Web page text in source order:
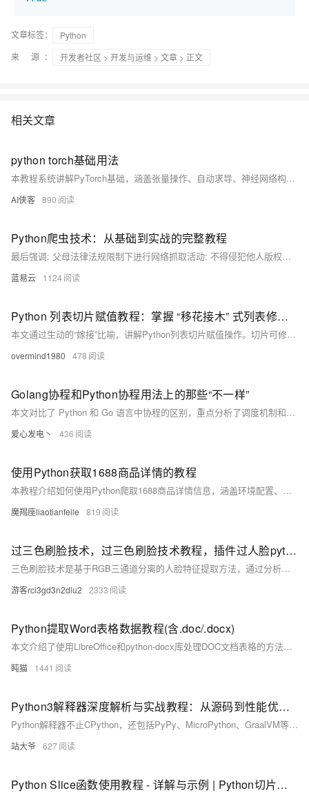
文章标签：
Python
来 源：
开发者社区 > 开发与运维 > 文章 > 正文
相关文章
python torch基础用法
本教程系统讲解PyTorch基础，涵盖张量操作、自动求导、神经网络构建、训练流程、GPU加速及模型保存等核心内容，结合代码实例帮助初学者快速掌握深度学习开发基础，是入门PyTorch的实用指南。
AI侠客 890
Python爬虫技术：从基础到实战的完整教程
最后强调: 父母法律法规限制下进行网络抓取活动; 不得侵犯他人版权隐私利益; 同时也要注意个人安全防止泄露敏感信息.
蓝易云 1124
Python 列表切片赋值教程：掌握 “移花接木” 式列表修改技巧
本文通过生动的“嫁接”比喻，讲解Python列表切片赋值操作。切片可修改原列表内容，实现头部、尾部或中间元素替换，支持不等长赋值，灵活实现列表结构更新。
overmind1980 478
Golang协程和Python协程用法上的那些“不一样”
本文对比了 Python 和 Go 语言中协程的区别，重点分析了调度机制和执行方式的不同。Go 的协程（goroutine）由运行时自动调度，启动后立即执行；而 Python 协程需通过 await 显式调度，依赖事件循环。文中通过代码示例展示了两种协程的实际运行效果。
爱心发电丶 436
使用Python获取1688商品详情的教程
本教程介绍如何使用Python爬取1688商品详情信息，涵盖环境配置、代码编写、数据处理及合法合规注意事项，助你快速掌握商品数据抓取与保存技巧。
魔羯座liaotianfeile 819
过三色刷脸技术，过三色刷脸技术教程，插件过人脸python分享学习
三色刷脸技术是基于RGB三通道分离的人脸特征提取方法，通过分析人脸在不同颜色通道的特征差异
游客rci3gd3n2dlu2 2333
Python提取Word表格数据教程(含.doc/.docx)
本文介绍了使用LibreOffice和python-docx库处理DOC文档表格的方法。首先需安装LibreOffice进行DOC到DOCX的格式转换，然后通过python-docx读取和修改表格数据。文中提供了详细的代码示例，包括格式转换函数、表格读取函数以及修改保存功能。该方法适用于Windows和Linux系统，解决了老旧DOC格式文档的处理难题，为需要处理历史文档的用户提供了实用解决方案。
盹猫 1441
Python3解释器深度解析与实战教程：从源码到性能优化的全路径探索
Python解释器不止CPython，还包括PyPy、MicroPython、GraalVM等，各具特色，适用于不同场景。本文深入解析Python解释器的工作原理、内存管理机制、GIL限制及其优化策略，并介绍性能调优工具链及未来发展方向，助力开发者提升Python应用性能。
站大爷 627
Python Slice函数使用教程 - 详解与示例 | Python切片操作指南